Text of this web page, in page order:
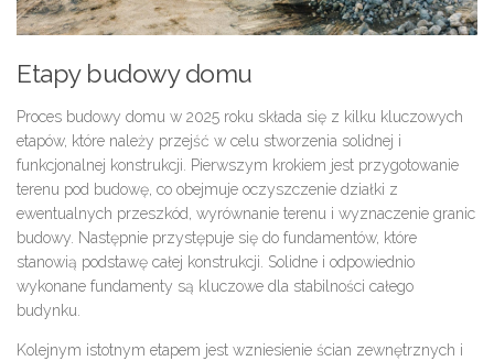
Etapy budowy domu
Proces budowy domu w 2025 roku składa się z kilku kluczowych
etapów, które należy przejść w celu stworzenia solidnej i
funkcjonalnej konstrukcji. Pierwszym krokiem jest przygotowanie
terenu pod budowę, co obejmuje oczyszczenie działki z
ewentualnych przeszkód, wyrównanie terenu i wyznaczenie granic
budowy. Następnie przystępuje się do fundamentów, które
stanowią podstawę całej konstrukcji. Solidne i odpowiednio
wykonane fundamenty są kluczowe dla stabilności całego
budynku.
Kolejnym istotnym etapem jest wzniesienie ścian zewnętrznych i